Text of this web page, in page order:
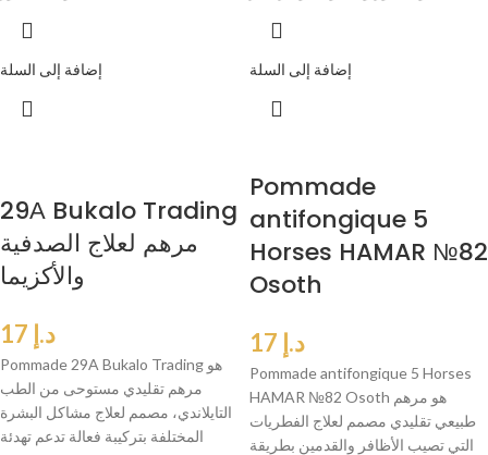
إضافة إلى السلة إضافة إلى السلة
29А Bukalo Trading
مرهم لعلاج الصدفية
والأكزيما
د.إ
Pommade 29A Bukalo Trading هو
مرهم تقليدي مستوحى من الطب
التايلاندي، مصمم لعلاج مشاكل البشرة
المختلفة بتركيبة فعالة تدعم تهدئة
Pommade
antifongique 5
Horses HAMAR №82
Osoth
د.إ
Pommade antifongique 5 Horses
HAMAR №82 Osoth هو مرهم
طبيعي تقليدي مصمم لعلاج الفطريات
التي تصيب الأظافر والقدمين بطريقة